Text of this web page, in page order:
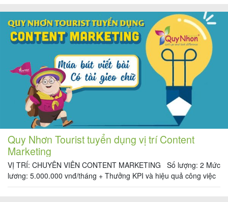
mùa cao điểm, thu […]
Quy Nhơn Tourist tuyển dụng vị trí Content
Marketing
VỊ TRÍ: CHUYÊN VIÊN CONTENT MARKETING Số lượng: 2 Mức
lương: 5.000.000 vnđ/tháng + Thưởng KPI và hiệu quả công việc
Quyền lợi được hưởng: được đóng BHXH, BHYT theo luật định,